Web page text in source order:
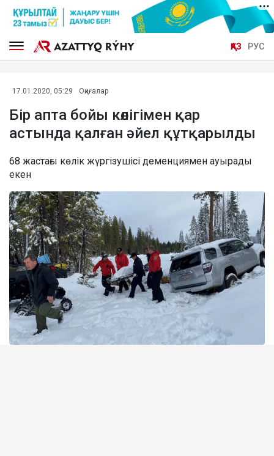
ҚАЗ РУС
17.01.2020, 05:29 Оқиғалар
Бір апта бойы көлігімен қар
астында қалған әйел құтқарылды
68 жастағы көлік жүргізушісі деменциямен ауырады
екен